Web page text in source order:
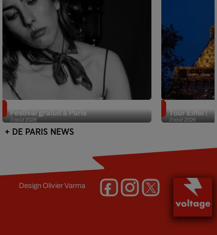
3 août 2026
Festival gratuit à Paris
3 août 2026
Tour Eiffel !
+ DE PARIS NEWS
DesignOlivier Varma